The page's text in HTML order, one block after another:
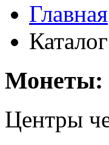
Главная
Монеты:
Центры